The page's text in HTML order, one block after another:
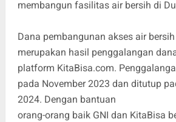
membangun fasilitas air bersih di
Dana pembangunan akses air
merupakan hasil penggalangan
platform KitaBisa.com.
pada November 2023 dan ditutup
2024. Dengan bantuan
orang-orang baik GNI dan KitaBisa